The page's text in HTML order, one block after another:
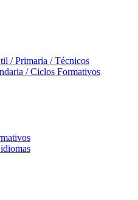
/ Primaria / Técnicos
/ Ciclos Formativos